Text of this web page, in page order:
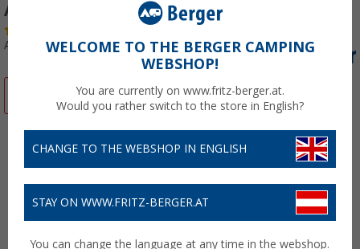
Aluminium für weiche Böden (1 Stück)
Art.-Nr.: 401120WELCOME TO THE BERGER CAMPING
WEBSHOP!
You are currently on www.fritz-berger.at.
Would you rather switch to the store in English?
CHANGE TO THE WEBSHOP IN ENGLISH
STAY ON WWW.FRITZ-BERGER.AT
You can change the language at any time in the webshop.